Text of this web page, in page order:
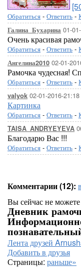
Обратиться - Ответить -
Галина_Бухарина 01-
Очень красивая
Обратиться - Ответить -
Ангелина2010 02-01-
Рамочка чудесная!
Обратиться - Ответить -
valyok 02-01-2016-21:18
Картинка
Обратиться - Ответить -
TAISA_ANDRYEYEVA
Благодарю Вас !!!
Обратиться - Ответить -
Комментарии (12):
Вы сейчас не
Дневник
Лента друзей
Добавить в друзья
Страницы: раньше»